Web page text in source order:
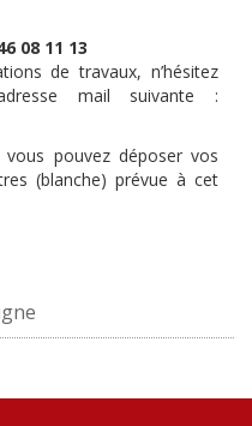
08 11 13
de travaux, n’hésitez
mail suivante :
pouvez déposer vos
(blanche) prévue à cet